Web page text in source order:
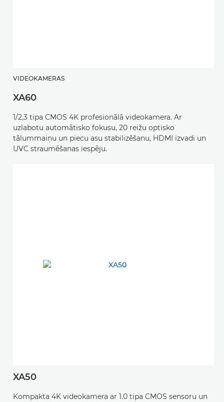
VIDEOKAMERAS
XA60
1/2,3 tipa CMOS 4K profesionālā videokamera. Ar
uzlabotu automātisko fokusu, 20 reižu optisko
tālummaiņu un piecu asu stabilizēšanu, HDMI izvadi un
UVC straumēšanas iespēju.
XA50
Kompakta 4K videokamera ar 1.0 tipa CMOS sensoru un